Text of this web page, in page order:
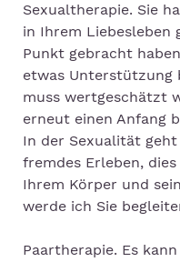
Sexualtherapie. Sie
in Ihrem Liebesleben
Punkt gebracht
etwas Unterstützung
muss wertgeschätzt
erneut einen Anfang
In der Sexualität
fremdes Erleben,
Ihrem Körper und
werde ich Sie
Paartherapie. Es